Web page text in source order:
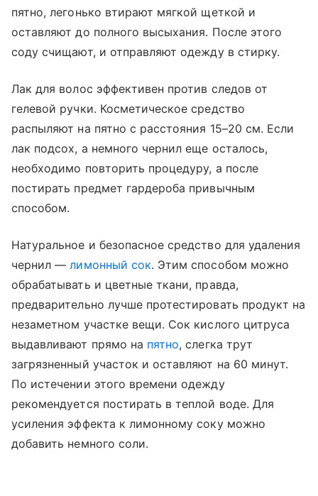
пятно, легонько втирают мягкой щеткой и
оставляют до полного высыхания. После этого
соду счищают, и отправляют одежду в стирку.
Лак для волос эффективен против следов от
гелевой ручки. Косметическое средство
распыляют на пятно с расстояния 15–20 см. Если
лак подсох, а немного чернил еще осталось,
необходимо повторить процедуру, а после
постирать предмет гардероба привычным
способом.
Натуральное и безопасное средство для удаления
чернил —лимонный сок. Этим способом можно
обрабатывать и цветные ткани, правда,
предварительно лучше протестировать продукт на
незаметном участке вещи. Сок кислого цитруса
выдавливают прямо на пятно, слегка трут
загрязненный участок и оставляют на 60 минут.
По истечении этого времени одежду
рекомендуется постирать в теплой воде. Для
усиления эффекта к лимонному соку можно
добавить немного соли.